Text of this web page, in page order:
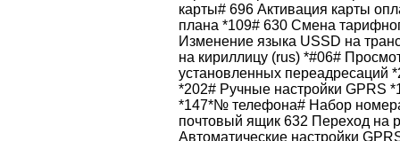
карты# 696 Активация карты
плана *109# 630 Смена
Изменение языка USSD на
на кириллицу (rus) *#06#
установленных
*202# Ручные настройки GPRS
*147*№ телефона# Набор
почтовый ящик 632 Переход на
Автоматические настройки